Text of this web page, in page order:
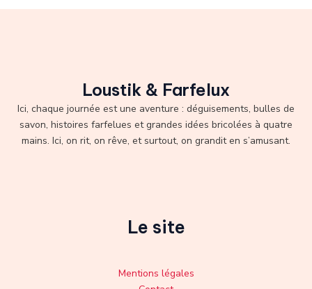
Loustik & Farfelux
Ici, chaque journée est une aventure : déguisements, bulles de
savon, histoires farfelues et grandes idées bricolées à quatre
mains. Ici, on rit, on rêve, et surtout, on grandit en s’amusant.
Le site
Mentions légales